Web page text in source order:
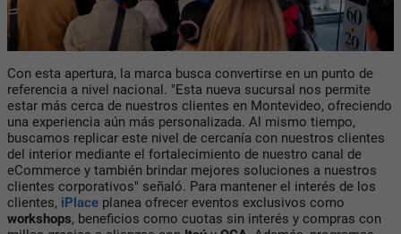
Con esta apertura, la marca busca convertirse en un punto de
referencia a nivel nacional. "Esta nueva sucursal nos permite
estar más cerca de nuestros clientes en Montevideo, ofreciendo
una experiencia aún más personalizada. Al mismo tiempo,
buscamos replicar este nivel de cercanía con nuestros clientes
del interior mediante el fortalecimiento de nuestro canal de
eCommerce y también brindar mejores soluciones a nuestros
clientes corporativos" señaló. Para mantener el interés de los
clientes, iPlace planea ofrecer eventos exclusivos como
workshops, beneficios como cuotas sin interés y compras con